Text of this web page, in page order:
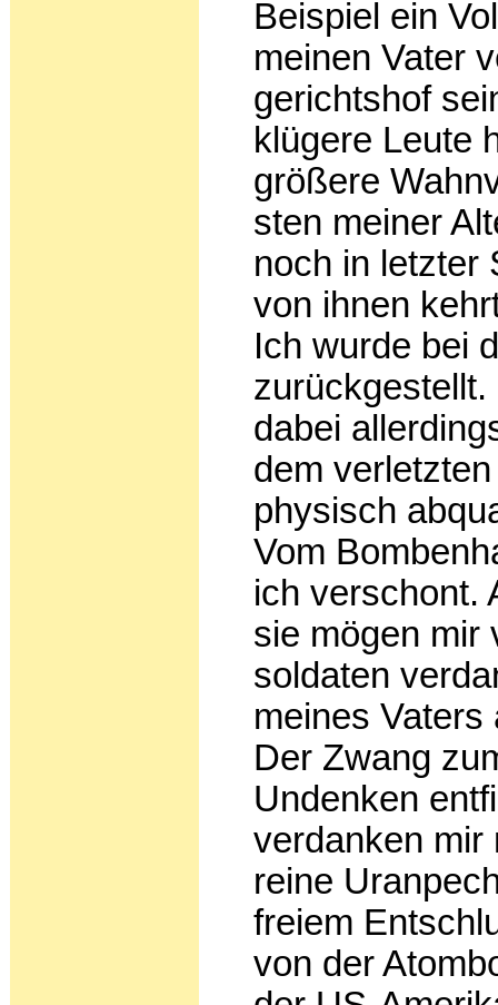
Beispiel ein
meinen Vater
gerichtshof
klügere Leute
größere
sten meiner
noch in letzter
von ihnen
Ich wurde bei
dabei
dem
physisch
Vom
ich verschont.
sie mögen
soldaten
meines
Der Zwang
Undenken
verdanken mir
reine
freiem
von der